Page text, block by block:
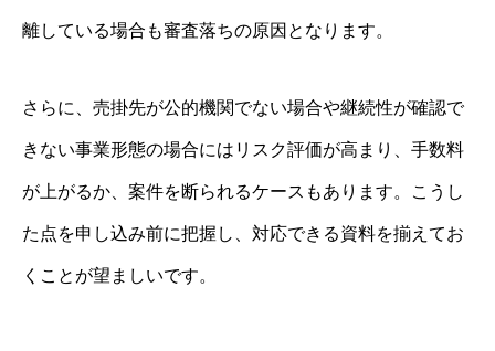
離している場合も審査落ちの原因となります。
さらに、売掛先が公的機関でない場合や継続性が確認で
きない事業形態の場合にはリスク評価が高まり、手数料
が上がるか、案件を断られるケースもあります。こうし
た点を申し込み前に把握し、対応できる資料を揃えてお
くことが望ましいです。